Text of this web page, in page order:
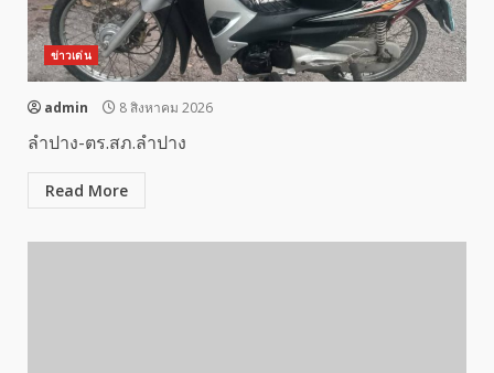
ข่าวเด่น
admin 8 สิงหาคม 2026
ลำปาง-ตร.สภ.ลำปาง
Read More